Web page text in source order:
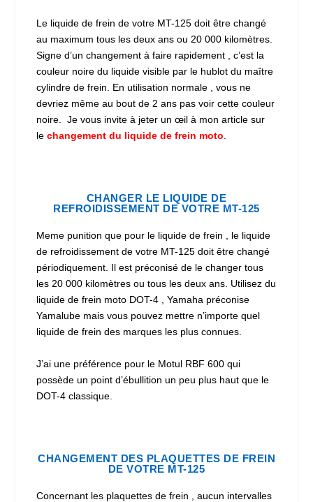
Le liquide de frein de votre MT-125 doit être changé
au maximum tous les deux ans ou 20 000 kilomètres.
Signe d’un changement à faire rapidement , c’est la
couleur noire du liquide visible par le hublot du maître
cylindre de frein. En utilisation normale , vous ne
devriez même au bout de 2 ans pas voir cette couleur
noire. Je vous invite à jeter un œil à mon article sur
lechangement du liquide de frein moto.
CHANGER LE LIQUIDE DE
REFROIDISSEMENT DE VOTRE MT-125
Meme punition que pour le liquide de frein , le liquide
de refroidissement de votre MT-125 doit être changé
périodiquement. Il est préconisé de le changer tous
les 20 000 kilomètres ou tous les deux ans. Utilisez du
liquide de frein moto DOT-4 , Yamaha préconise
Yamalube mais vous pouvez mettre n’importe quel
liquide de frein des marques les plus connues.
J’ai une préférence pour le Motul RBF 600 qui
possède un point d’ébullition un peu plus haut que le
DOT-4 classique.
CHANGEMENT DES PLAQUETTES DE FREIN
DE VOTRE MT-125
Concernant les plaquettes de frein , aucun intervalles